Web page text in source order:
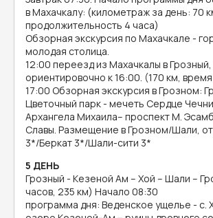
в Махачкалу: (километраж за день: 70
продолжительность 4 часа)
Обзорная экскурсия по Махачкале -
молодая столица.
12:00 переезд из Махачкалы в
ориентировочно к 16:00. (170 км, время
17:00 Обзорная экскурсия в Грозном:
Цветочный парк - мечеть Сердце
Архангела Михаила– проспект М.
Славы. Размещение в Грозном/Шали,
3*/Беркат 3*/Шали-сити 3*
5 ДЕНЬ
Грозный - Кезеной Ам – Хой – Шали –
часов, 235 км) Начало 08:30
программа дня: Веденское ущелье - с.